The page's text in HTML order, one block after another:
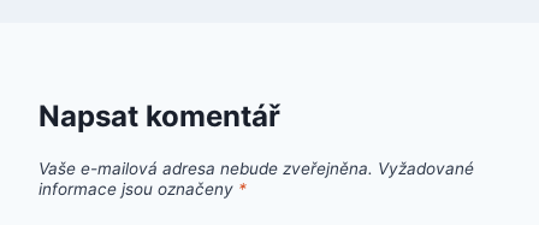
Napsat komentář
Vaše e-mailová adresa nebude zveřejněna. Vyžadované
informace jsou označeny *